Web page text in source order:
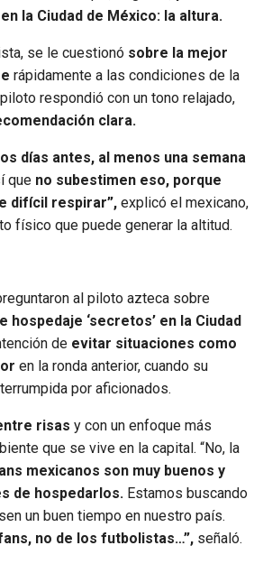
la Ciudad de México: la altura.
se le cuestionó sobre la mejor
rápidamente a las condiciones de la
respondió con un tono relajado,
clara.
días antes, al menos una semana
que no subestimen eso, porque
difícil respirar”, explicó el mexicano,
físico que puede generar la altitud.
al piloto azteca sobre
hospedaje ‘secretos’ en la Ciudad
de evitar situaciones como
en la ronda anterior, cuando su
por aficionados.
risas y con un enfoque más
que se vive en la capital. “No, la
mexicanos son muy buenos y
de hospedarlos. Estamos buscando
un buen tiempo en nuestro país.
no de los futbolistas…”, señaló.